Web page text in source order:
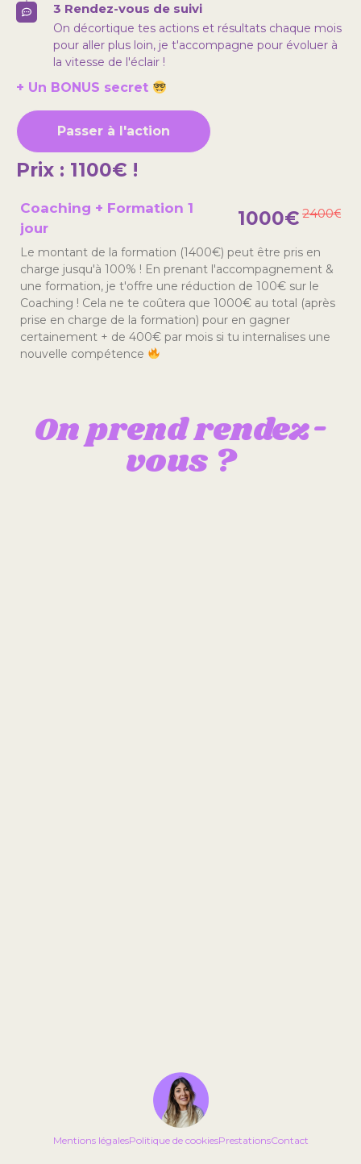
3 Rendez-vous de suivi
On décortique tes actions et résultats chaque mois
pour aller plus loin, je t'accompagne pour évoluer à
la vitesse de l'éclair !
+ Un BONUS secret
Passer à l'action
Prix : 1100€ !
Coaching + Formation 1
jour
1000€ 2400€
Le montant de la formation (1400€) peut être pris en
charge jusqu'à 100% ! En prenant l'accompagnement &
une formation, je t'offre une réduction de 100€ sur le
Coaching ! Cela ne te coûtera que 1000€ au total (après
prise en charge de la formation) pour en gagner
certainement + de 400€ par mois si tu internalises une
nouvelle compétence
On prend rendez-
vous ?
Mentions légalesPolitique de cookiesPrestationsContact